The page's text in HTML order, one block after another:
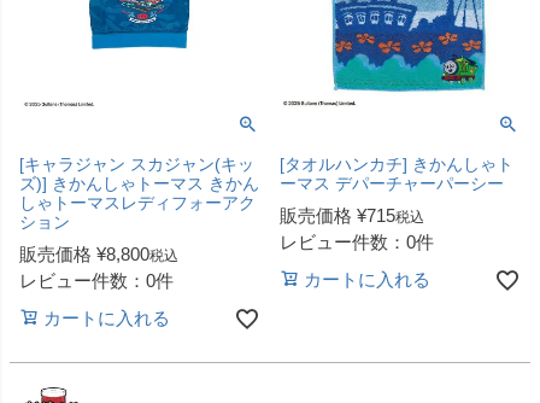
[キャラジャン スカジャン(キッ
ズ)] きかんしゃトーマス きかん
しゃトーマスレディフォーアク
ション
販売価格 ¥8,800税込
レビュー件数：0件
カートに入れる
[タオルハンカチ] きかんしゃト
ーマス デパーチャーパーシー
販売価格 ¥715税込
レビュー件数：0件
カートに入れる